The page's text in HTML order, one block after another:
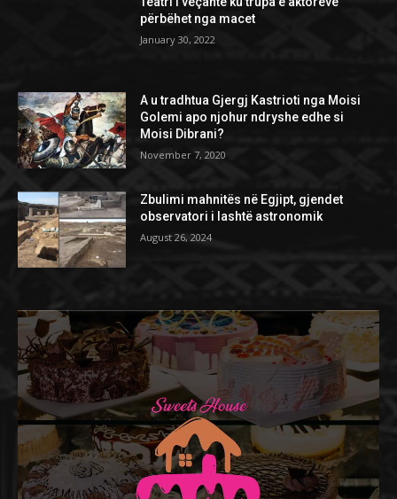
përbëhet nga macet
January 30, 2022
A u tradhtua Gjergj Kastrioti nga Moisi
Golemi apo njohur ndryshe edhe si
Moisi Dibrani?
November 7, 2020
Zbulimi mahnitës në Egjipt, gjendet
observatori i lashtë astronomik
August 26, 2024